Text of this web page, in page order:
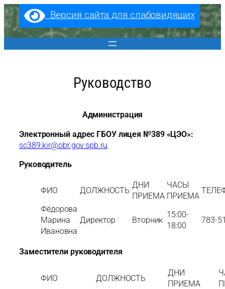
Перейти
к
содержимому
Версия сайта для слабовидящих
Руководство
Администрация
Электронный адрес ГБОУ лицея №389 «ЦЭО»:
sc389.kir@obr.gov.spb.ru
Руководитель
ФИО ДОЛЖНОСТЬ
ДНИ
ПРИЕМА
ЧАСЫ
ПРИЕМА
Фёдорова
Марина
Ивановна
Директор Вторник
15:00-
18:00
783-
Заместители руководителя
ФИО ДОЛЖНОСТЬ
ДНИ
ПРИЕМА